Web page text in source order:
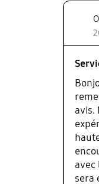
avis.
avec
sera